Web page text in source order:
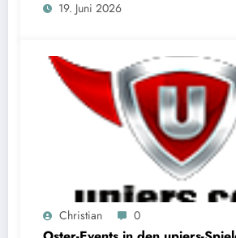
19. Juni 2026
Christian 0